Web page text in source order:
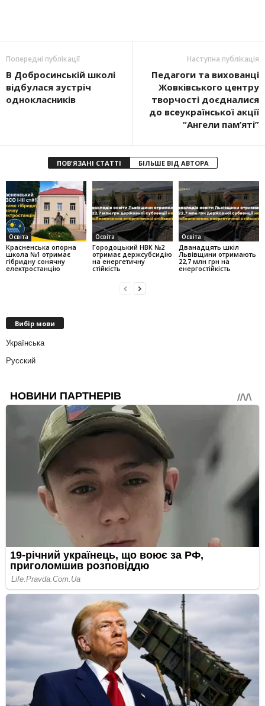
Попередні публікації
В Добросинській школі
відбулася зустріч
однокласників
Наступна публікація
Педагоги та вихованці
Жовківського центру
творчості доєдналися
до всеукраїнської акції
“Ангели пам’яті”
ПОВ'ЯЗАНІ СТАТТІ БІЛЬШЕ ВІД АВТОРА
Освіта
Красненська опорна
школа №1 отримає
гібридну сонячну
електростанцію
Освіта
Городоцький НВК №2
отримає держсубсидію
на енергетичну
стійкість
Освіта
Дванадцять шкіл
Львівщини отримають
22,7 млн грн на
енергостійкість
Вибір мови
Українська
Русский